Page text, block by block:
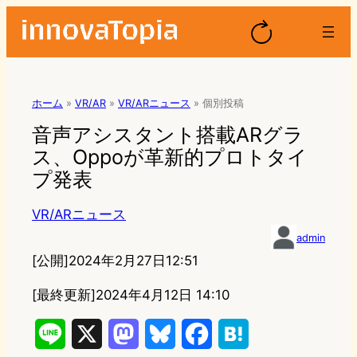
ホーム » VR/AR » VR/ARニュース » 個別投稿
音声アシスタント搭載ARグラ
ス、Oppoが革新的プロトタイ
プ発表
VR/ARニュース
admin
[公開]2024年2月27日12:51
[最終更新]2024年4月12日 14:10